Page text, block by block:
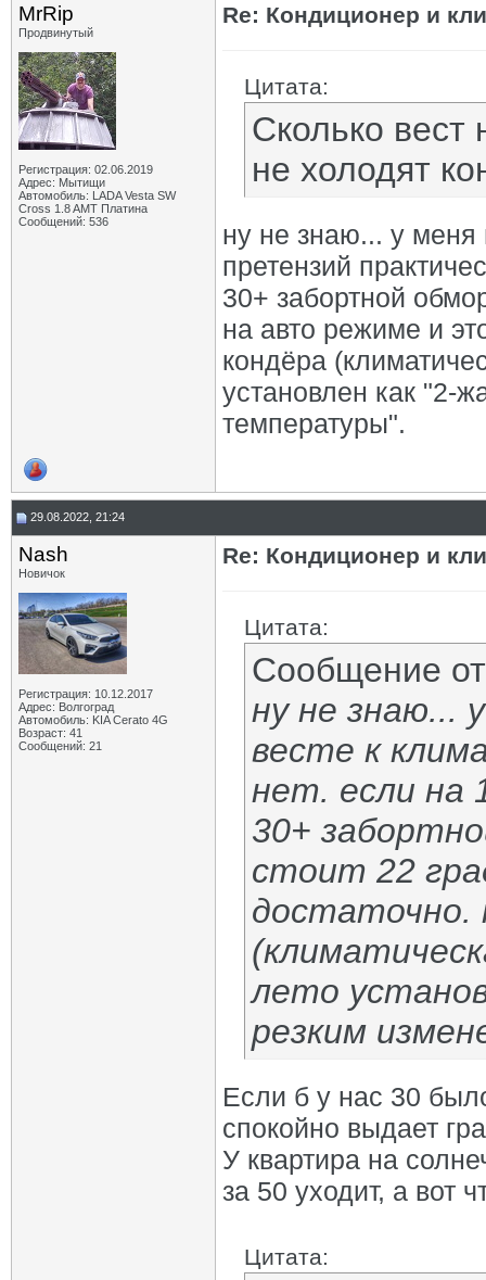
MrRip
Продвинутый
Регистрация: 02.06.2019
Адрес: Мытищи
Автомобиль: LADA Vesta SW
Cross 1.8 AMT Платина
Сообщений: 536
Re: Кондиционер и
Цитата:
Сколько вест
не холодят
ну не знаю... у меня
претензий
30+ забортной
на авто режиме и
кондёра
установлен как "2-
температуры".
29.08.2022, 21:24
Nash
Новичок
Регистрация: 10.12.2017
Адрес: Волгоград
Автомобиль: KIA Cerato 4G
Возраст: 41
Сообщений: 21
Re: Кондиционер и
Цитата:
Сообщение
ну не знаю...
весте к
нет. если на
30+
стоит 22
достаточно.
лето
резким
Если б у нас 30
спокойно выдает
У квартира на
за 50 уходит, а вот
Цитата: